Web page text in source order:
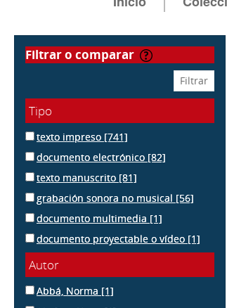
filtrar o comparar
Tipo
texto impreso [741]
documento electrónico [82]
texto manuscrito [81]
grabación sonora no musical [56]
documento multimedia [1]
documento proyectable o vídeo [1]
Autor
Abbá, Norma [1]